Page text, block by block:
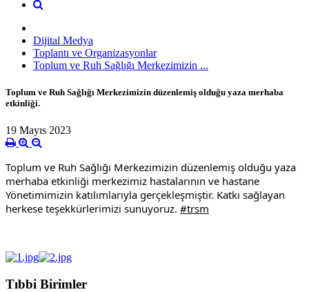
Dijital Medya
Toplantı ve Organizasyonlar
Toplum ve Ruh Sağlığı Merkezimizin ...
Toplum ve Ruh Sağlığı Merkezimizin düzenlemiş olduğu yaza merhaba
etkinliği.
19 Mayıs 2023
Toplum ve Ruh Sağlığı Merkezimizin düzenlemiş olduğu yaza
merhaba etkinliği merkezimiz hastalarının ve hastane
Yönetimimizin katılımlarıyla gerçekleşmiştir. Katkı sağlayan
herkese teşekkürlerimizi sunuyoruz. #trsm
Tıbbi Birimler